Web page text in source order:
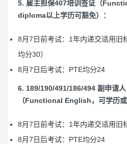
5. 雇主担保407培训签证（
diploma以上学历可豁免）：
8月7日前考试：1年内递交适用旧
均分30）
8月7日后考试：PTE均分24
6. 189/190/491/186/494 副申请
（Functional English，可学历或
8月7日前考试：1年内递交适用旧
8月7日后考试：PTE均分24